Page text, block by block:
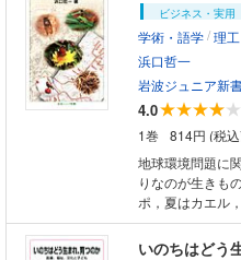
ビジネス・実用
学術・語学/理工
浜口哲一
岩波ジュニア新
4.0
1巻
814円 (税
地球環境問題に
りなのが生きも
ポ，夏はカエル
の街の自然に親
の変化を読み取
いのちはどう